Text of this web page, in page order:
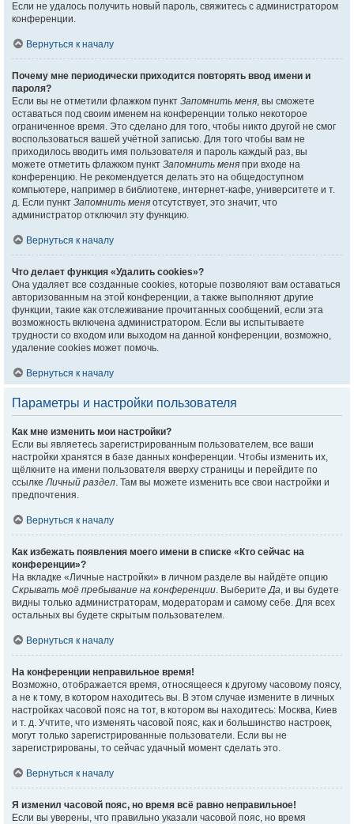
Если не удалось получить новый пароль, свяжитесь с администратором
конференции.
Вернуться к началу
Почему мне периодически приходится повторять ввод имени и
пароля?
Если вы не отметили флажком пункт Запомнить меня, вы сможете
оставаться под своим именем на конференции только некоторое
ограниченное время. Это сделано для того, чтобы никто другой не смог
воспользоваться вашей учётной записью. Для того чтобы вам не
приходилось вводить имя пользователя и пароль каждый раз, вы
можете отметить флажком пункт Запомнить меня при входе на
конференцию. Не рекомендуется делать это на общедоступном
компьютере, например в библиотеке, интернет-кафе, университете и т.
д. Если пункт Запомнить меня отсутствует, это значит, что
администратор отключил эту функцию.
Вернуться к началу
Что делает функция «Удалить cookies»?
Она удаляет все созданные cookies, которые позволяют вам оставаться
авторизованным на этой конференции, а также выполняют другие
функции, такие как отслеживание прочитанных сообщений, если эта
возможность включена администратором. Если вы испытываете
трудности со входом или выходом на данной конференции, возможно,
удаление cookies может помочь.
Вернуться к началу
Параметры и настройки пользователя
Как мне изменить мои настройки?
Если вы являетесь зарегистрированным пользователем, все ваши
настройки хранятся в базе данных конференции. Чтобы изменить их,
щёлкните на имени пользователя вверху страницы и перейдите по
ссылкеЛичный раздел. Там вы можете изменить все свои настройки и
предпочтения.
Вернуться к началу
Как избежать появления моего имени в списке «Кто сейчас на
конференции»?
На вкладке «Личные настройки» в личном разделе вы найдёте опцию
Скрывать моё пребывание на конференции. ВыберитеДа, и вы будете
видны только администраторам, модераторам и самому себе. Для всех
остальных вы будете скрытым пользователем.
Вернуться к началу
На конференции неправильное время!
Возможно, отображается время, относящееся к другому часовому поясу,
а не к тому, в котором находитесь вы. В этом случае измените в личных
настройках часовой пояс на тот, в котором вы находитесь: Москва, Киев
и т. д. Учтите, что изменять часовой пояс, как и большинство настроек,
могут только зарегистрированные пользователи. Если вы не
зарегистрированы, то сейчас удачный момент сделать это.
Вернуться к началу
Я изменил часовой пояс, но время всё равно неправильное!
Если вы уверены, что правильно указали часовой пояс, но время